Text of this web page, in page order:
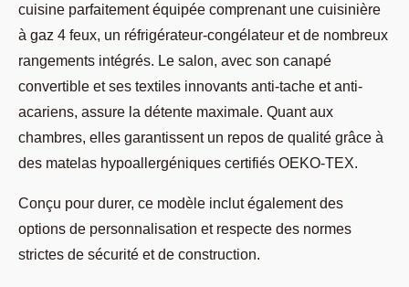
cuisine parfaitement équipée comprenant une cuisinière
à gaz 4 feux, un réfrigérateur-congélateur et de nombreux
rangements intégrés. Le salon, avec son canapé
convertible et ses textiles innovants anti-tache et anti-
acariens, assure la détente maximale. Quant aux
chambres, elles garantissent un repos de qualité grâce à
des matelas hypoallergéniques certifiés OEKO-TEX.
Conçu pour durer, ce modèle inclut également des
options de personnalisation et respecte des normes
strictes de sécurité et de construction.